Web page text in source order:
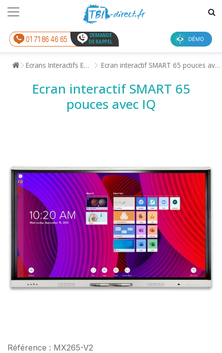
01 71 86 46 65
DEMANDE
DE RAPPEL
Ecrans Interactifs Entreprise Ecran interactif SMART 65 pouces avec IQ
Ecran interactif SMART 65
pouces avec IQ
Référence : MX265-V2